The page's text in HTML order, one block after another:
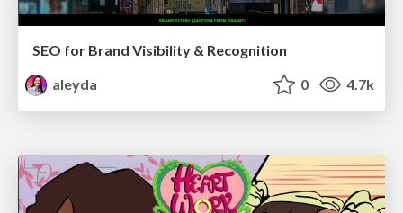
SEO for Brand Visibility & Recognition
aleyda
0 4.7k